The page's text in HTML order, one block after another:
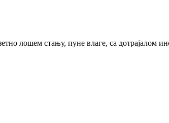
лошем стању, пуне влаге, са дотрајалом